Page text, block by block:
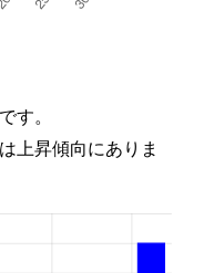
す。
上昇傾向にありま